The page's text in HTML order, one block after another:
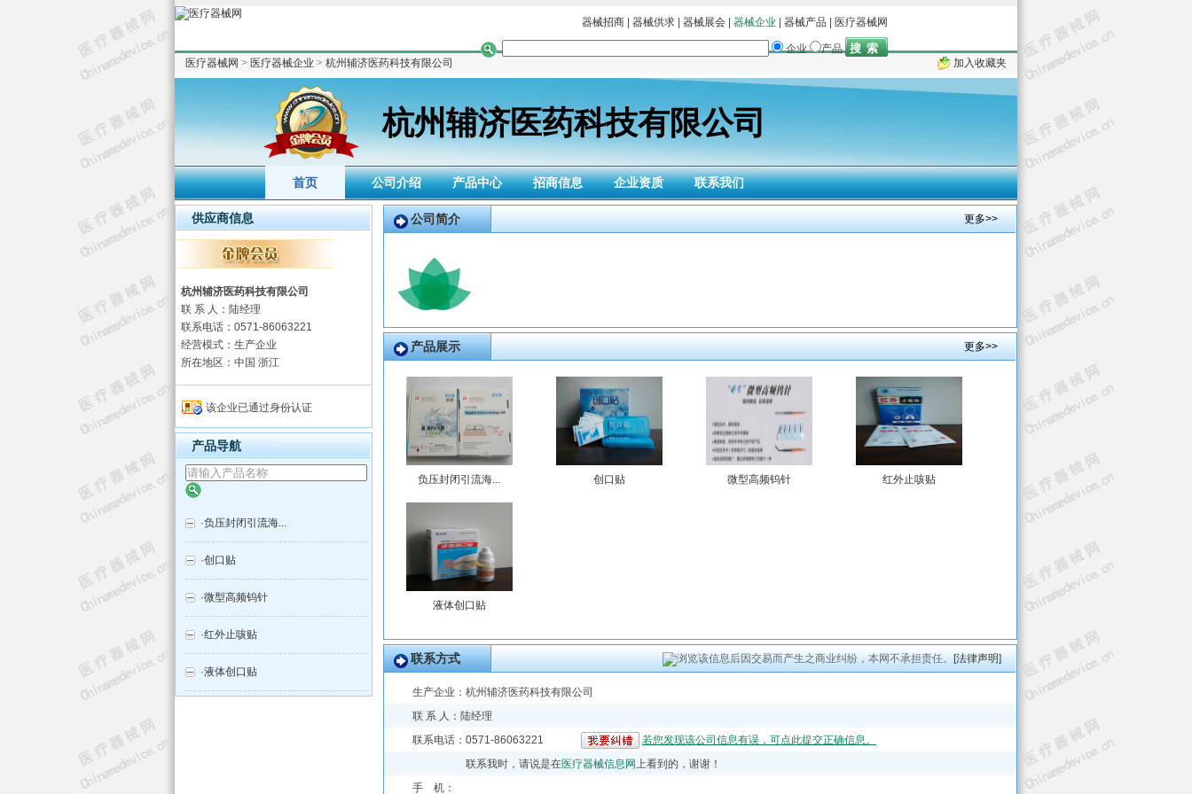
器械招商 器械供求 器械展会 器械企业 器械产品 医疗器械网
企业
产品
医疗器械网 > 医疗器械企业 > 杭州辅济医药科技有限公司 加入收藏夹
杭州辅济医药科技有限公司
首页 公司介绍 产品中心 招商信息 企业资质 联系我们
供应商信息
杭州辅济医药科技有限公司
联 系 人：陆经理
联系电话：0571-86063221
经营模式：生产企业
所在地区：中国 浙江
该企业已通过身份认证
产品导航
·负压封闭引流海...
·创口贴
·微型高频钨针
·红外止咳贴
·液体创口贴
更多>>
公司简介
更多>>
产品展示
负压封闭引流海... 创口贴 微型高频钨针 红外止咳贴
液体创口贴
浏览该信息后因交易而产生之商业纠纷，本网不承担责任。 [法律声明]
联系方式
生产企业： 杭州辅济医药科技有限公司
联 系 人：陆经理
联系电话：0571-86063221
若您发现该公司信息有误，可点此提交正确信息。
联系我时，请说是在医疗器械信息网上看到的，谢谢！
手 机：